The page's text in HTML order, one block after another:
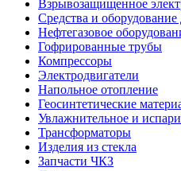
Взрывозащищенное
Средства и
Нефтегазовое
Гофрированные трубы
Компрессоры
Электродвигатели
Напольное отопление
Геосинтетические
Увлажнительное и
Трансформаторы
Изделия из стекла
Запчасти ЧКЗ